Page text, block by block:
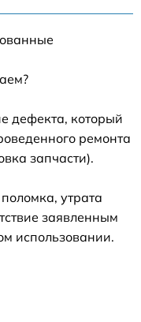
дефекта, который
ремонта
запчасти).
утрата
заявленным
использовании.